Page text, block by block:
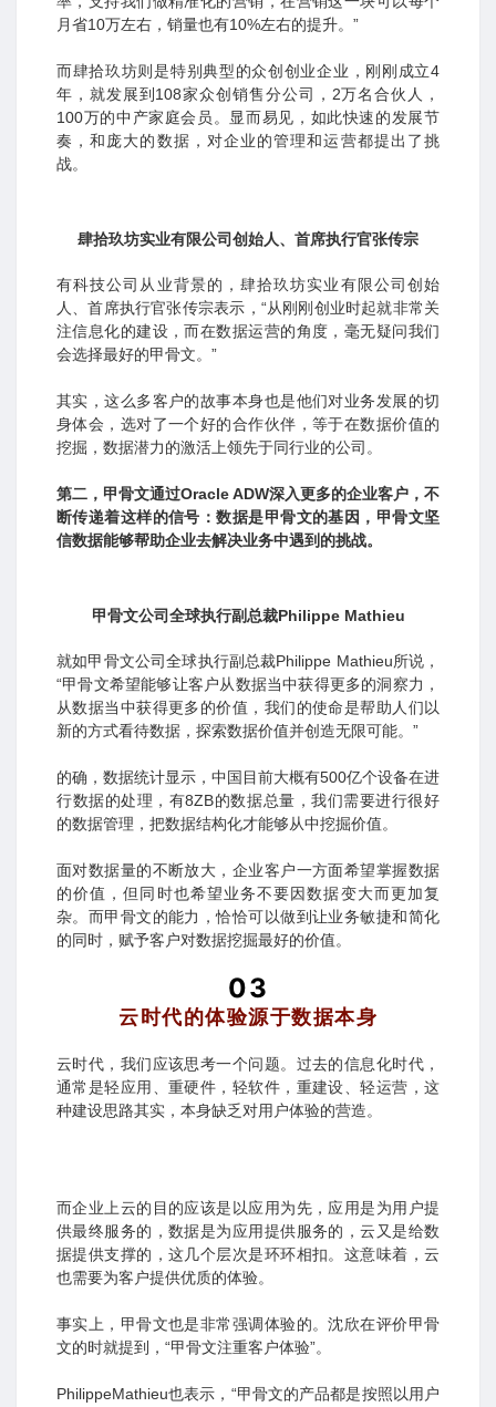
月省10万左右，销量也有10%左右的提升。”
而肆拾玖坊则是特别典型的众创创业企业，刚刚成立4
年，就发展到108家众创销售分公司，2万名合伙人，
100万的中产家庭会员。显而易见，如此快速的发展节
奏，和庞大的数据，对企业的管理和运营都提出了挑
战。
肆拾玖坊实业有限公司创始人、首席执行官张传宗
有科技公司从业背景的，肆拾玖坊实业有限公司创始
人、首席执行官张传宗表示，“从刚刚创业时起就非常关
注信息化的建设，而在数据运营的角度，毫无疑问我们
会选择最好的甲骨文。”
其实，这么多客户的故事本身也是他们对业务发展的切
身体会，选对了一个好的合作伙伴，等于在数据价值的
挖掘，数据潜力的激活上领先于同行业的公司。
第二，甲骨文通过Oracle ADW深入更多的企业客户，不
断传递着这样的信号：数据是甲骨文的基因，甲骨文坚
信数据能够帮助企业去解决业务中遇到的挑战。
甲骨文公司全球执行副总裁Philippe Mathieu
就如甲骨文公司全球执行副总裁Philippe Mathieu所说，
“甲骨文希望能够让客户从数据当中获得更多的洞察力，
从数据当中获得更多的价值，我们的使命是帮助人们以
新的方式看待数据，探索数据价值并创造无限可能。”
的确，数据统计显示，中国目前大概有500亿个设备在进
行数据的处理，有8ZB的数据总量，我们需要进行很好
的数据管理，把数据结构化才能够从中挖掘价值。
面对数据量的不断放大，企业客户一方面希望掌握数据
的价值，但同时也希望业务不要因数据变大而更加复
杂。而甲骨文的能力，恰恰可以做到让业务敏捷和简化
的同时，赋予客户对数据挖掘最好的价值。
03
云时代的体验源于数据本身
云时代，我们应该思考一个问题。过去的信息化时代，
通常是轻应用、重硬件，轻软件，重建设、轻运营，这
种建设思路其实，本身缺乏对用户体验的营造。
而企业上云的目的应该是以应用为先，应用是为用户提
供最终服务的，数据是为应用提供服务的，云又是给数
据提供支撑的，这几个层次是环环相扣。这意味着，云
也需要为客户提供优质的体验。
事实上，甲骨文也是非常强调体验的。沈欣在评价甲骨
文的时就提到，“甲骨文注重客户体验”。
PhilippeMathieu也表示，“甲骨文的产品都是按照以用户